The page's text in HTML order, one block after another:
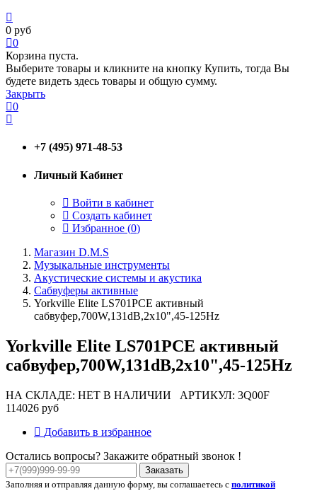
0 руб
0
Корзина пуста.
Выберите товары и кликните на кнопку Купить, тогда Вы
будете видеть здесь товары и общую сумму.
Закрыть
0
+7 (495) 971-48-53
Личный Кабинет
Войти в кабинет
Создать кабинет
Избранное (0)
Магазин D.M.S
Музыкальные инструменты
Акустические системы и акустика
Сабвуферы активные
Yorkville Elite LS701PCE активный
сабвуфер,700W,131dB,2x10",45-125Hz
Yorkville Elite LS701PCE активный
сабвуфер,700W,131dB,2x10",45-125Hz
НА СКЛАДЕ: НЕТ В НАЛИЧИИ АРТИКУЛ: 3Q00F
114026 руб
Добавить в избранное
Остались вопросы? Закажите обратный звонок !
Заказать
Заполняя и отправляя данную форму, вы соглашаетесь с политикой